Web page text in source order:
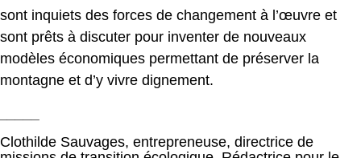
sont inquiets des forces de changement à l’œuvre et
sont prêts à discuter pour inventer de nouveaux
modèles économiques permettant de préserver la
montagne et d’y vivre dignement.
Clothilde Sauvages, entrepreneuse, directrice de